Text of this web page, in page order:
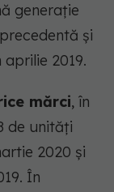
generație
și
2019.
mărci, în
de unități
2020 și
În